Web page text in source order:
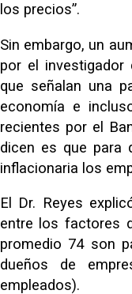
los precios”.
Sin embargo, un
por el investigador
que señalan una
economía e
recientes por el
dicen es que para
inflacionaria los
El Dr. Reyes
entre los factores
promedio 74 son
dueños de
empleados).